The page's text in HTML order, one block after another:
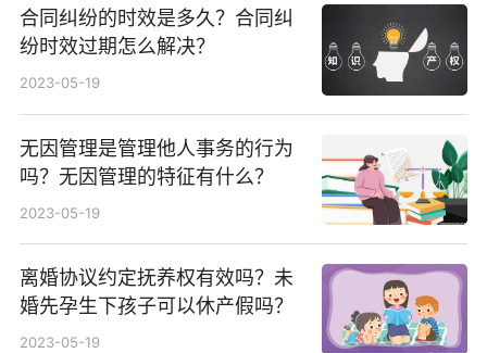
合同纠纷的时效是多久？合同纠
纷时效过期怎么解决？
2023-05-19
无因管理是管理他人事务的行为
吗？无因管理的特征有什么？
2023-05-19
离婚协议约定抚养权有效吗？未
婚先孕生下孩子可以休产假吗？
2023-05-19